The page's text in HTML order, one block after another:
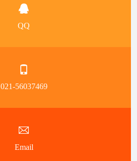
QQ
021-56037469
Email